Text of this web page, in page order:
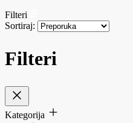
Filteri
Sortiraj:
Filteri
Kategorija